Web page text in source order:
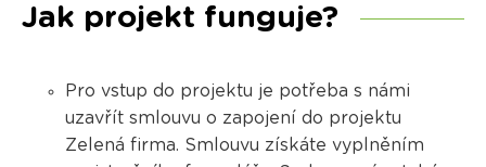
Jak projekt funguje?
Pro vstup do projektu je potřeba s námi
uzavřít smlouvu o zapojení do projektu
Zelená firma. Smlouvu získáte vyplněním